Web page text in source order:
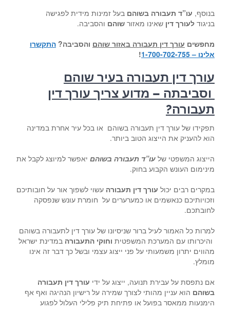
בנוסף, עו”ד תעבורה בשוהם בעל זמינות מידית לפגישה
בניגוד לעורך דין שאינו מאזור שוהם והסביבה.
מחפשים עורך דין תעבורה באזור שוהם והסביבה? התקשרו
אלינו – 1-700-702-755
!
עורך דין תעבורה בעיר שוהם
וסביבתה – מדוע צריך עורך דין
תעבורה?
תפקידו של עורך דין תעבורה בשוהם או בכל עיר אחרת במדינה
הוא להעניק את הייצוג הטוב ביותר.
הייצוג המשפטי של עו”ד תעבורה בשוהם יאפשר למיוצג לקבל את
מינימום העונש הקבוע בחוק.
במקרים רבים יכול עורך דין תעבורה עשוי לשפוך אור על חובותיכם
וזכויותיכם כנאשמים או כמערערים על חומרת עונש שנפסקה
לחובתכם.
למרות כל האמור לעיל ברור שניסיונו של עורך דין לתעבורה בשוהם
והיכרותו עם המערכת המשפטית וחוקי התעבורה במדינת ישראל
מהווים יתרון משמעותי על פני ייצוג עצמי ובשל כך דבר זה אינו
מומלץ.
אם נתפסת על עבירת תנועה, ייצוג על ידי עורך דין תעבורה
בשוהם הוא עניין מהותי לצורך שמירה על רישיון הנהיגה ואף אף
הימנעות ממאסר בפועל או פתיחת תיק פלילי העלול לפגוע